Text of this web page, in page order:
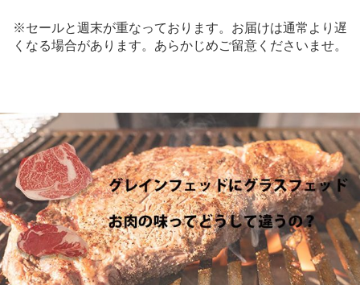
※セールと週末が重なっております。お届けは通常より遅
くなる場合があります。あらかじめご留意くださいませ。